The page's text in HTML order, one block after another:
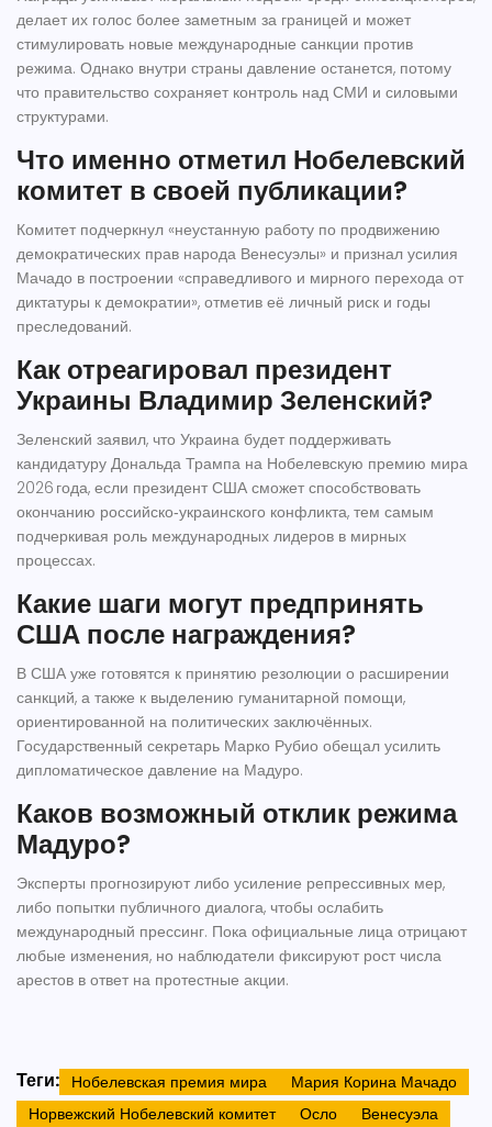
делает их голос более заметным за границей и может
стимулировать новые международные санкции против
режима. Однако внутри страны давление останется, потому
что правительство сохраняет контроль над СМИ и силовыми
структурами.
Что именно отметил Нобелевский
комитет в своей публикации?
Комитет подчеркнул «неустанную работу по продвижению
демократических прав народа Венесуэлы» и признал усилия
Мачадо в построении «справедливого и мирного перехода от
диктатуры к демократии», отметив её личный риск и годы
преследований.
Как отреагировал президент
Украины Владимир Зеленский?
Зеленский заявил, что Украина будет поддерживать
кандидатуру Дональда Трампа на Нобелевскую премию мира
2026 года, если президент США сможет способствовать
окончанию российско‑украинского конфликта, тем самым
подчеркивая роль международных лидеров в мирных
процессах.
Какие шаги могут предпринять
США после награждения?
В США уже готовятся к принятию резолюции о расширении
санкций, а также к выделению гуманитарной помощи,
ориентированной на политических заключённых.
Государственный секретарь Марко Рубио обещал усилить
дипломатическое давление на Мадуро.
Каков возможный отклик режима
Мадуро?
Эксперты прогнозируют либо усиление репрессивных мер,
либо попытки публичного диалога, чтобы ослабить
международный прессинг. Пока официальные лица отрицают
любые изменения, но наблюдатели фиксируют рост числа
арестов в ответ на протестные акции.
Теги: Нобелевская премия мира
Мария Корина Мачадо
Норвежский Нобелевский комитет
Осло Венесуэла